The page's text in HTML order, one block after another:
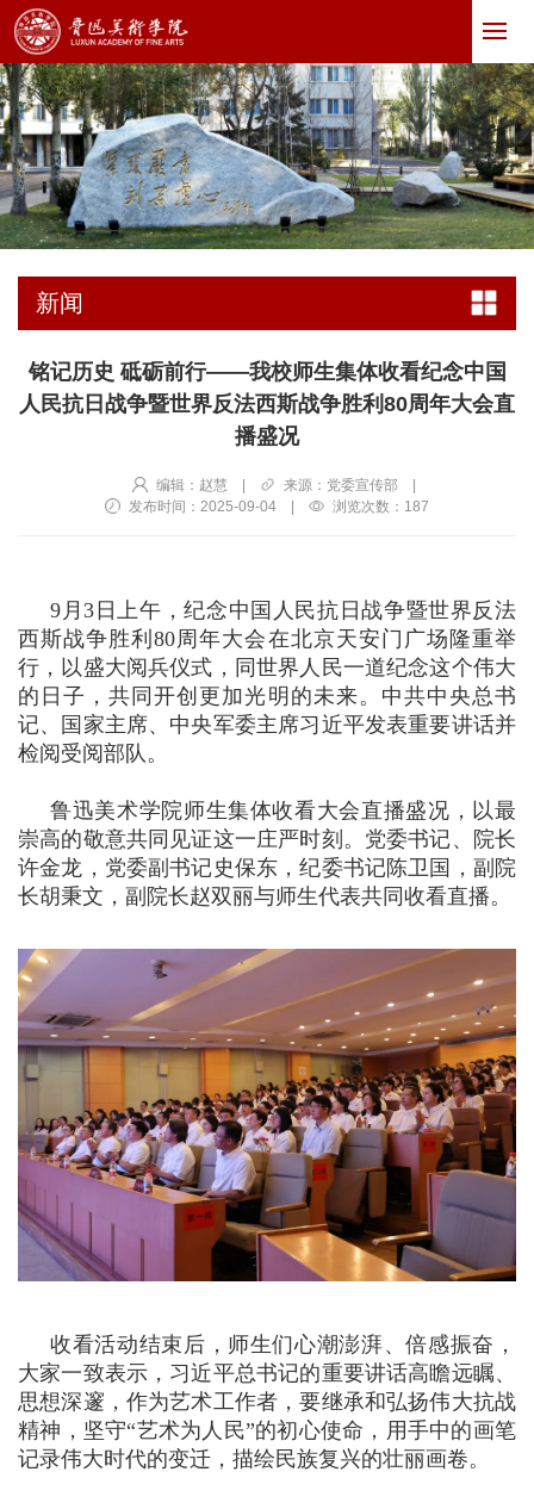
新闻
铭记历史 砥砺前行——我校师生集体收看纪念中国
人民抗日战争暨世界反法西斯战争胜利80周年大会直
播盛况
编辑：赵慧 | 来源：党委宣传部
|
发布时间：2025-09-04
| 浏览次数： 187
9月3日上午，纪念中国人民抗日战争暨世界反法
西斯战争胜利80周年大会在北京天安门广场隆重举
行，以盛大阅兵仪式，同世界人民一道纪念这个伟大
的日子，共同开创更加光明的未来。中共中央总书
记、国家主席、中央军委主席习近平发表重要讲话并
检阅受阅部队。
鲁迅美术学院师生集体收看大会直播盛况，以最
崇高的敬意共同见证这一庄严时刻。党委书记、院长
许金龙，党委副书记史保东，纪委书记陈卫国，副院
长胡秉文，副院长赵双丽与师生代表共同收看直播。
收看活动结束后，师生们心潮澎湃、倍感振奋，
大家一致表示，习近平总书记的重要讲话高瞻远瞩、
思想深邃，作为艺术工作者，要继承和弘扬伟大抗战
精神，坚守“艺术为人民”的初心使命，用手中的画笔
记录伟大时代的变迁，描绘民族复兴的壮丽画卷。